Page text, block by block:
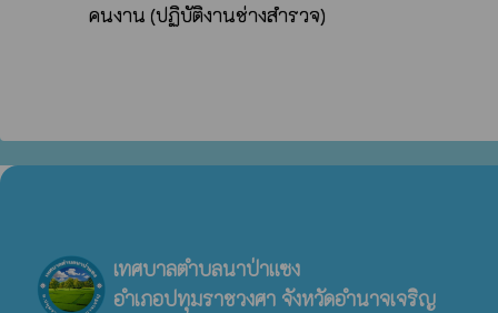
คนงาน (ปฏิบัติงานช่างสำรวจ)
เทศบาลตำบลนาป่าแซง
อำเภอปทุมราชวงศา จังหวัดอำนาจเจริญ